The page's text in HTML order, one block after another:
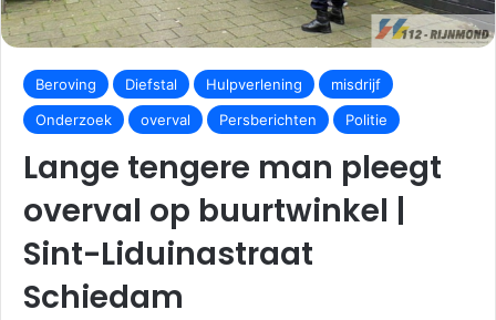
Beroving Diefstal Hulpverlening
misdrijf
Onderzoek
overval Persberichten Politie
Lange tengere man pleegt
overval op buurtwinkel |
Sint-Liduinastraat
Schiedam